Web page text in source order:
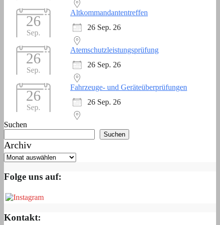
26
Sep.
Altkommandantentreffen
26 Sep. 26
26
Sep.
Atemschutzleistungsprüfung
26 Sep. 26
26
Sep.
Fahrzeuge- und Geräteüberprüfungen
26 Sep. 26
Suchen
Suchen
Archiv
Folge uns auf:
Kontakt: